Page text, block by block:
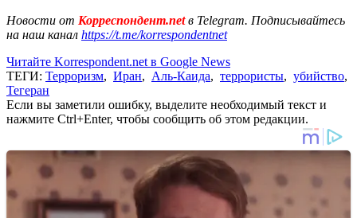
Новости от Корреспондент.netв Telegram. Подписывайтесь
на наш канал https://t.me/korrespondentnet
Читайте Korrespondent.net в Google News
ТЕГИ: Терроризм, Иран, Аль-Каида, террористы, убийство,
Тегеран
Если вы заметили ошибку, выделите необходимый текст и
нажмите Ctrl+Enter, чтобы сообщить об этом редакции.